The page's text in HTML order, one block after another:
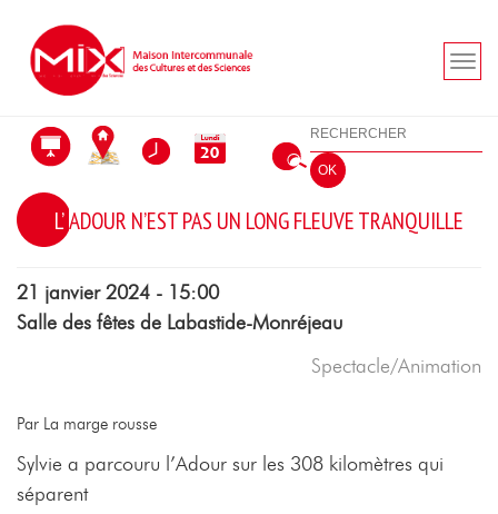
Rechercher
OK
L’ADOUR N’EST PAS UN LONG FLEUVE TRANQUILLE
21 janvier 2024 - 15:00
Salle des fêtes de Labastide-Monréjeau
Spectacle/Animation
Par La marge rousse
Sylvie a parcouru l’Adour sur les 308 kilomètres qui
séparent